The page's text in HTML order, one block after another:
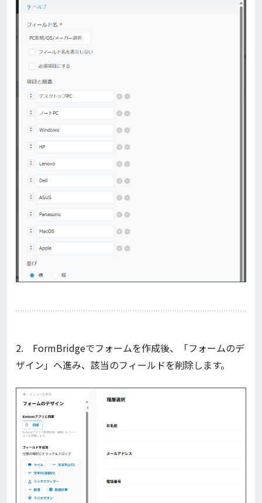
2. FormBridgeでフォームを作成後、「フォームのデ
ザイン」へ進み、該当のフィールドを削除します。